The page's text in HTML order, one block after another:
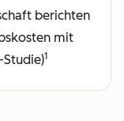
berichten
mit
1